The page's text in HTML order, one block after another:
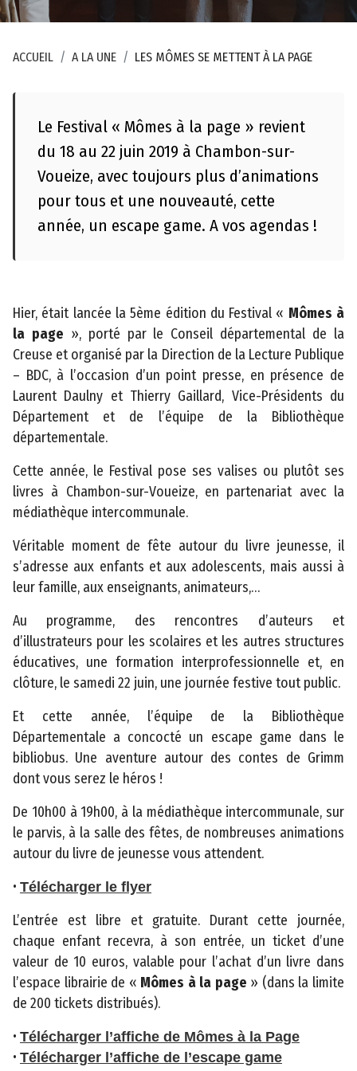
ACCUEIL A LA UNE LES MÔMES SE METTENT À LA PAGE
Le Festival « Mômes à la page » revient
du 18 au 22 juin 2019 à Chambon-sur-
Voueize, avec toujours plus d’animations
pour tous et une nouveauté, cette
année, un escape game. A vos agendas !
Hier, était lancée la 5ème édition du Festival « Mômes à
la page », porté par le Conseil départemental de la
Creuse et organisé par la Direction de la Lecture Publique
– BDC, à l’occasion d’un point presse, en présence de
Laurent Daulny et Thierry Gaillard, Vice-Présidents du
Département et de l’équipe de la Bibliothèque
départementale.
Cette année, le Festival pose ses valises ou plutôt ses
livres à Chambon-sur-Voueize, en partenariat avec la
médiathèque intercommunale.
Véritable moment de fête autour du livre jeunesse, il
s’adresse aux enfants et aux adolescents, mais aussi à
leur famille, aux enseignants, animateurs,…
Au programme, des rencontres d’auteurs et
d’illustrateurs pour les scolaires et les autres structures
éducatives, une formation interprofessionnelle et, en
clôture, le samedi 22 juin, une journée festive tout public.
Et cette année, l’équipe de la Bibliothèque
Départementale a concocté un escape game dans le
bibliobus. Une aventure autour des contes de Grimm
dont vous serez le héros !
De 10h00 à 19h00, à la médiathèque intercommunale, sur
le parvis, à la salle des fêtes, de nombreuses animations
autour du livre de jeunesse vous attendent.
• Télécharger le flyer
L’entrée est libre et gratuite. Durant cette journée,
chaque enfant recevra, à son entrée, un ticket d’une
valeur de 10 euros, valable pour l’achat d’un livre dans
l’espace librairie de « Mômes à la page » (dans la limite
de 200 tickets distribués).
• Télécharger l’affiche de Mômes à la Page
• Télécharger l’affiche de l’escape game
e
s
P
a
©
2
0
3
C
o
n
s
e
i
d
p
a
r
t
e
m
e